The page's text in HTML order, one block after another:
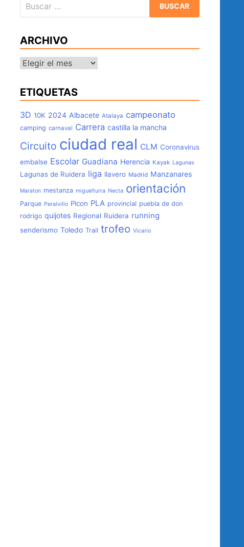
ARCHIVO
Archivo
ETIQUETAS
3D 10K 2024 Albacete Atalaya campeonato
camping carnaval Carrera castilla la mancha
Circuito ciudad real CLM Coronavirus
embalse Escolar Guadiana Herencia Kayak Lagunas
Lagunas de Ruidera liga llavero Madrid Manzanares
Maraton mestanza miguelturra Necta orientación
Parque Peralvillo Picon PLA provincial puebla de don
rodrigo quijotes Regional Ruidera running
senderismo Toledo Trail trofeo Vicario